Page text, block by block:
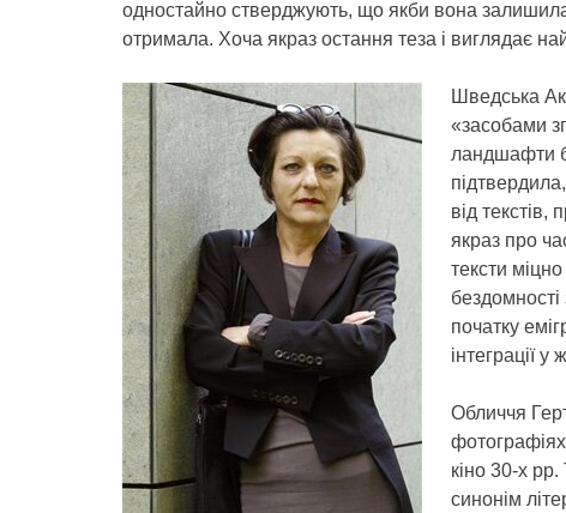
одностайно стверджують, що якби вона
отримала. Хоча якраз остання теза і виглядає
Шведська
«засобами
ландшафти
від
якраз про
тексти міцно
початку
інтеграції у
Обличчя
кіно 30-х
синонім